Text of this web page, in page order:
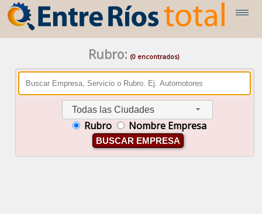
Rubro: (0 encontrados)
Todas las Ciudades
Rubro Nombre Empresa
BUSCAR EMPRESA